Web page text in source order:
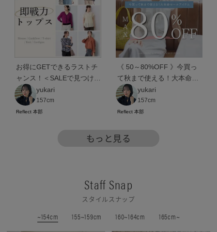
お得にGETできるラストチ
ャンス！＜SALEで見つける
＞即戦力トップス
yukari
157cm
Reflect 本部
《 50～80%OFF 》今買っ
て秋まで使える！大本命セ
ールアイテム
yukari
157cm
Reflect 本部
もっと見る
Staff Snap
スタイルスナップ
~154cm 155~159cm 160~164cm 165cm~